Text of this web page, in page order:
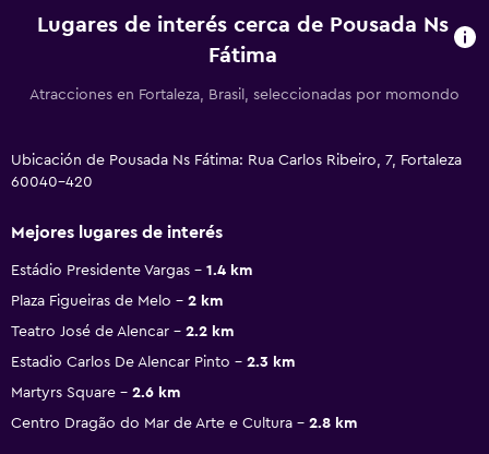
Lugares de interés cerca de Pousada Ns
Fátima
Atracciones en Fortaleza, Brasil, seleccionadas por momondo
Ubicación de Pousada Ns Fátima: Rua Carlos Ribeiro, 7, Fortaleza
60040-420
Mejores lugares de interés
Estádio Presidente Vargas
1.4 km
Plaza Figueiras de Melo
2 km
Teatro José de Alencar
2.2 km
Estadio Carlos De Alencar Pinto
2.3 km
Martyrs Square
2.6 km
Centro Dragão do Mar de Arte e Cultura
2.8 km